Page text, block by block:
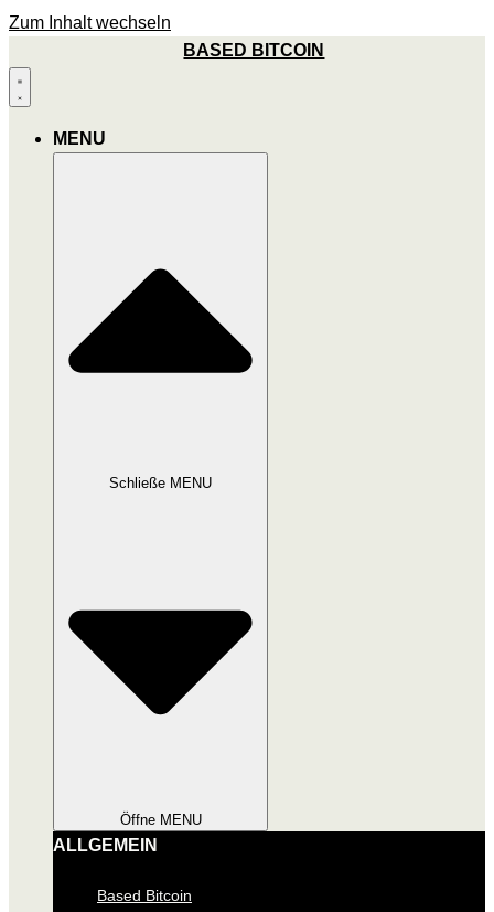
Zum Inhalt wechseln
BASED BITCOIN
MENU
Schließe MENU
Öffne MENU
ALLGEMEIN
Based Bitcoin